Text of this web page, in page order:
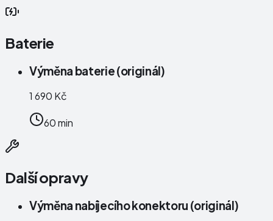
Baterie
Výměna baterie (originál)
1 690 Kč
60 min
Další opravy
Výměna nabíjecího konektoru (originál)